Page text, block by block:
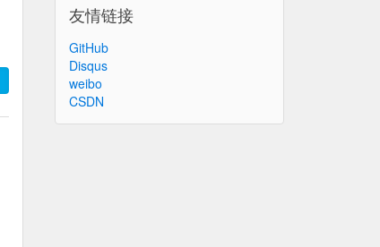
友情链接
GitHub
Disqus
weibo
CSDN